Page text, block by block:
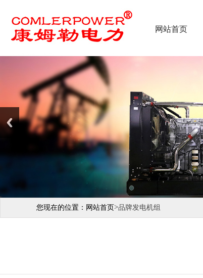
网站首页
您现在的位置： 网站首页>品牌发电机组